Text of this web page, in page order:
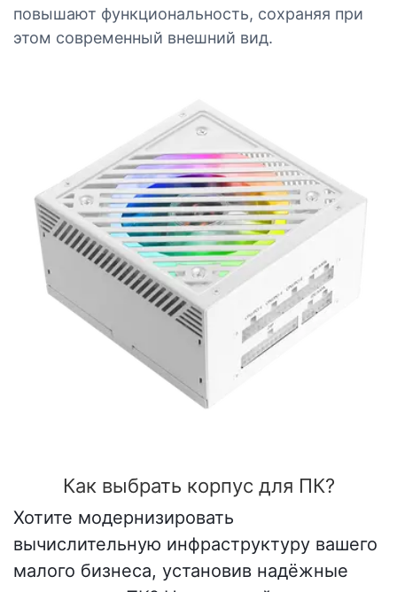
повышают функциональность, сохраняя при
этом современный внешний вид.
Как выбрать корпус для ПК?
Хотите модернизировать
вычислительную инфраструктуру вашего
малого бизнеса, установив надёжные